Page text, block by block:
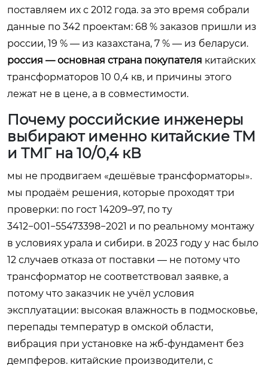
поставляем их с 2012 года. за это время собрали
данные по 342 проектам: 68 % заказов пришли из
россии, 19 % — из казахстана, 7 % — из беларуси.
россия — основная страна покупателя китайских
трансформаторов 10 0,4 кв, и причины этого
лежат не в цене, а в совместимости.
Почему российские инженеры
выбирают именно китайские ТМ
и ТМГ на 10/0,4 кВ
мы не продвигаем «дешёвые трансформаторы».
мы продаём решения, которые проходят три
проверки: по гост 14209–97, по ту
3412−001−55473398−2021 и по реальному монтажу
в условиях урала и сибири. в 2023 году у нас было
12 случаев отказа от поставки — не потому что
трансформатор не соответствовал заявке, а
потому что заказчик не учёл условия
эксплуатации: высокая влажность в подмосковье,
перепады температур в омской области,
вибрация при установке на жб-фундамент без
демпферов. китайские производители, с